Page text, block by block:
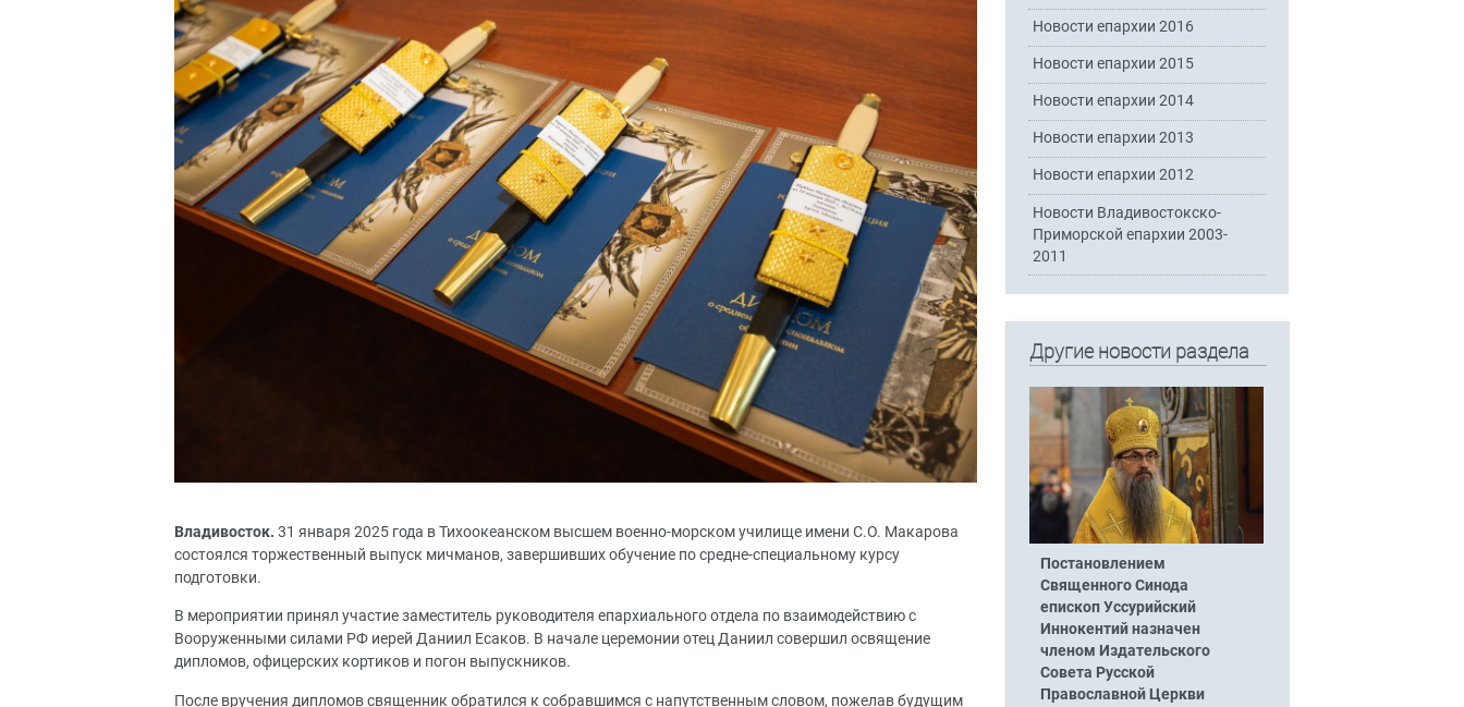
Владивосток. 31 января 2025 года в Тихоокеанском высшем военно-морском училище имени С.О. Макарова
состоялся торжественный выпуск мичманов, завершивших обучение по средне-специальному курсу
подготовки.
В мероприятии принял участие заместитель руководителя епархиального отдела по взаимодействию с
Вооруженными силами РФ иерей Даниил Есаков. В начале церемонии отец Даниил совершил освящение
дипломов, офицерских кортиков и погон выпускников.
После вручения дипломов священник обратился к собравшимся с напутственным словом, пожелав будущим
Новости епархии 2016
Новости епархии 2015
Новости епархии 2014
Новости епархии 2013
Новости епархии 2012
Новости Владивостокско-
Приморской епархии 2003-
2011
Другие новости раздела
Постановлением
Священного Синода
епископ Уссурийский
Иннокентий назначен
членом Издательского
Совета Русской
Православной Церкви